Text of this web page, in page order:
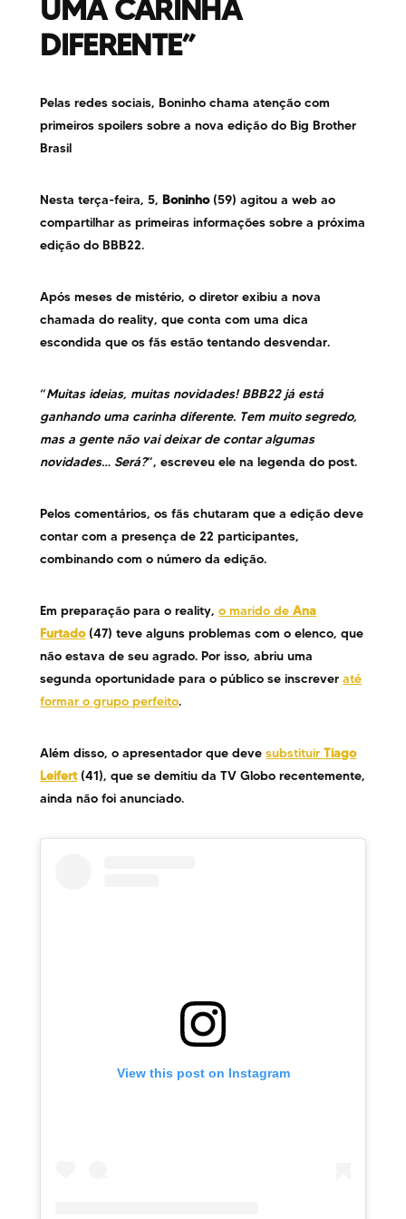
UMA CARINHA
DIFERENTE”
Pelas redes sociais, Boninho chama atenção com
primeiros spoilers sobre a nova edição do Big Brother
Brasil
Nesta terça-feira, 5, Boninho(59) agitou a web ao
compartilhar as primeiras informações sobre a próxima
edição do BBB22.
Após meses de mistério, o diretor exibiu a nova
chamada do reality, que conta com uma dica
escondida que os fãs estão tentando desvendar.
“Muitas ideias, muitas novidades! BBB22 já está
ganhando uma carinha diferente. Tem muito segredo,
mas a gente não vai deixar de contar algumas
novidades… Será?”, escreveu ele na legenda do post.
Pelos comentários, os fãs chutaram que a edição deve
contar com a presença de 22 participantes,
combinando com o número da edição.
Em preparação para o reality,o marido deAna
Furtado(47) teve alguns problemas com o elenco, que
não estava de seu agrado. Por isso, abriu uma
segunda oportunidade para o público se inscreveraté
formar o grupo perfeito.
Além disso, o apresentador que devesubstituirTiago
Leifert(41), que se demitiu da TV Globo recentemente,
ainda não foi anunciado.
View this post on Instagram